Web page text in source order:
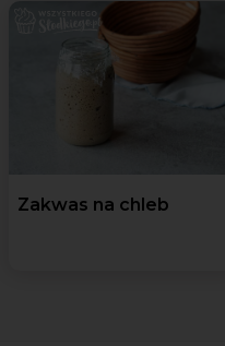
Zakwas na chleb